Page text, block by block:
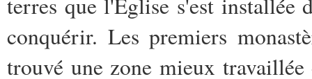
terres que l'Eglise s'est
conquérir. Les premiers
trouvé une zone mieux